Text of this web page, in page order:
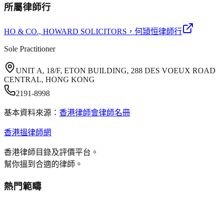
所屬律師行
HO & CO., HOWARD SOLICITORS ，何頴恒律師行
Sole Practitioner
UNIT A, 18/F, ETON BUILDING, 288 DES VOEUX ROAD
CENTRAL, HONG KONG
2191-8998
基本資料來源： 香港律師會律師名冊
香港搵律師網
香港律師目錄及評價平台。
幫你搵到合適的律師。
熱門範疇